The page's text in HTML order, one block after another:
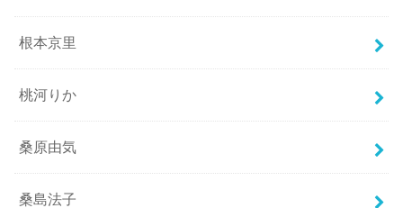
根本京里
桃河りか
桑原由気
桑島法子